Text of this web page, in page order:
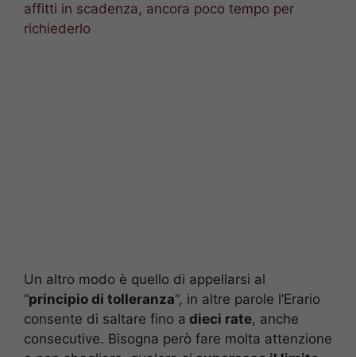
affitti in scadenza, ancora poco tempo per
richiederlo
Un altro modo è quello di appellarsi al
“principio di tolleranza“, in altre parole l’Erario
consente di saltare fino a dieci rate, anche
consecutive. Bisogna però fare molta attenzione